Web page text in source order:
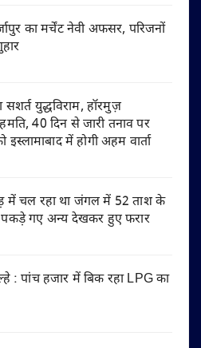
का मर्चेंट नेवी अफसर, परिजनों
युद्धविराम, हॉरमुज़
40 दिन से जारी तनाव पर
में होगी अहम वार्ता
में चल रहा था जंगल में 52 ताश के
गए अन्य देखकर हुए फरार
: पांच हजार में बिक रहा LPG का